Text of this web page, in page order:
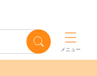
メニュー